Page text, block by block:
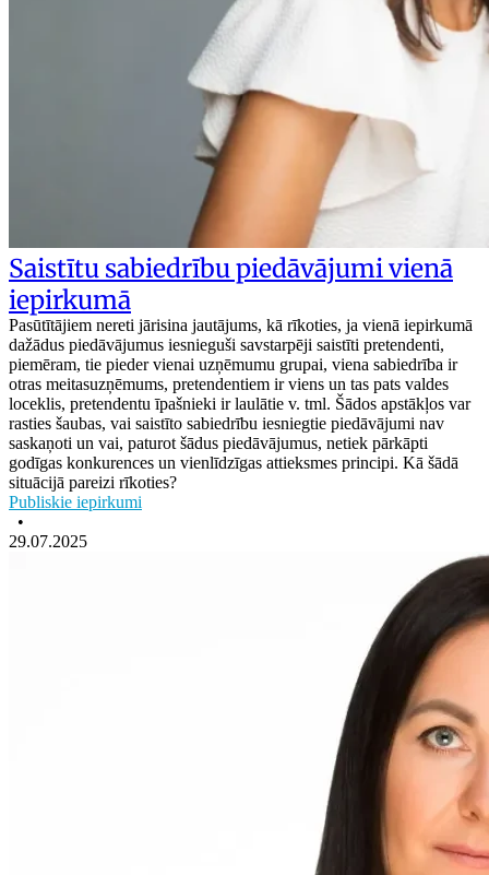
Saistītu sabiedrību piedāvājumi vienā
iepirkumā
Pasūtītājiem nereti jārisina jautājums, kā rīkoties, ja vienā iepirkumā
dažādus piedāvājumus iesnieguši savstarpēji saistīti pretendenti,
piemēram, tie pieder vienai uzņēmumu grupai, viena sabiedrība ir
otras meitasuzņēmums, pretendentiem ir viens un tas pats valdes
loceklis, pretendentu īpašnieki ir laulātie v. tml. Šādos apstākļos var
rasties šaubas, vai saistīto sabiedrību iesniegtie piedāvājumi nav
saskaņoti un vai, paturot šādus piedāvājumus, netiek pārkāpti
godīgas konkurences un vienlīdzīgas attieksmes principi. Kā šādā
situācijā pareizi rīkoties?
Publiskie iepirkumi
•
29.07.2025